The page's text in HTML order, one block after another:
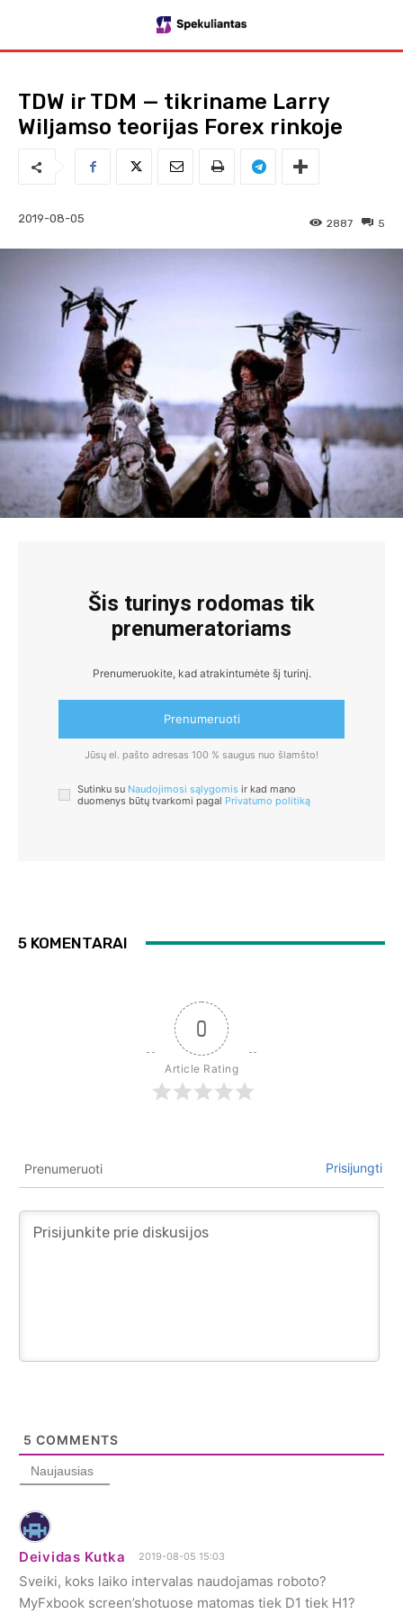
TDW ir TDM — tikriname Larry
Wiljamso teorijas Forex rinkoje
2019-08-05 5
2887
Šis turinys rodomas tik
prenumeratoriams
Prenumeruokite, kad atrakintumėte šį turinį.
Prenumeruoti
Jūsų el. pašto adresas 100 % saugus nuo šlamšto!
Sutinku su Naudojimosi sąlygomis ir kad mano
duomenys būtų tvarkomi pagal Privatumo politiką
5 KOMENTARAI
0
Article Rating
Prenumeruoti Prisijungti
5 COMMENTS
Naujausias
Deividas Kutka 2019-08-05 15:03
Sveiki, koks laiko intervalas naudojamas roboto?
MyFxbook screen’shotuose matomas tiek D1 tiek H1?